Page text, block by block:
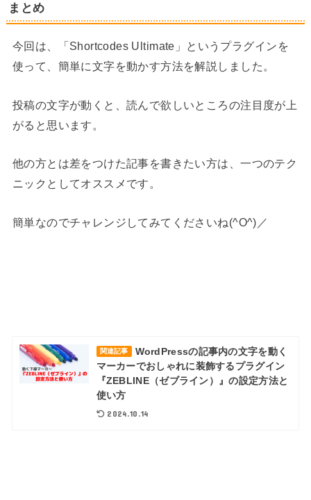
まとめ
今回は、「Shortcodes Ultimate」というプラグインを
使って、簡単に文字を動かす方法を解説しました。
投稿の文字が動くと、読んで欲しいところの注目度が上
がると思います。
他の方とは差をつけた記事を書きたい方は、一つのテク
ニックとしてオススメです。
簡単なのでチャレンジしてみてくださいね(^O^)／
関連記事
WordPressの記事内の文字を動く
マーカーでおしゃれに装飾するプラグイン
『ZEBLINE（ゼブライン）』の設定方法と
使い方
2024.10.14